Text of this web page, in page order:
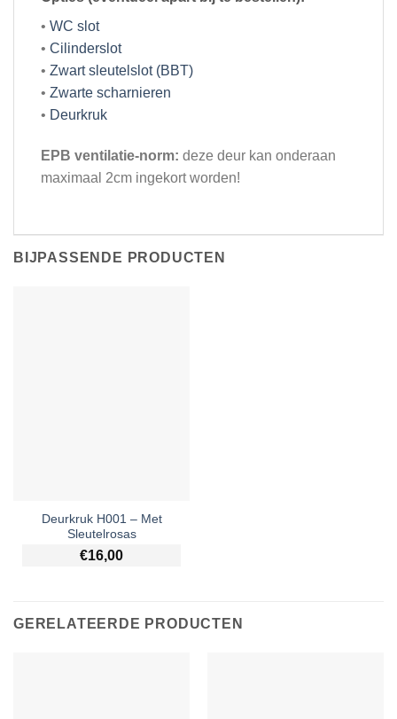
• WC slot
• Cilinderslot
• Zwart sleutelslot (BBT)
• Zwarte scharnieren
• Deurkruk
EPB ventilatie-norm: deze deur kan onderaan
maximaal 2cm ingekort worden!
BIJPASSENDE PRODUCTEN
Deurkruk H001 – Met
Sleutelrosas
€16,00
GERELATEERDE PRODUCTEN